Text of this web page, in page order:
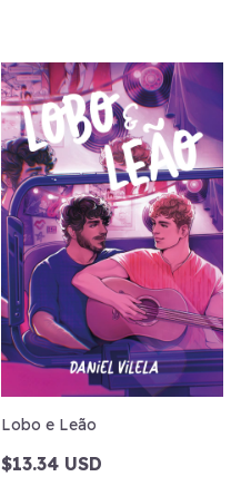
Lobo e Leão
$13.34 USD